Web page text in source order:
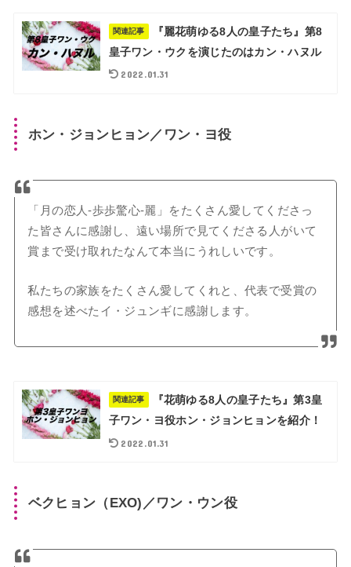
関連記事
『麗花萌ゆる8人の皇子たち』第8
皇子ワン・ウクを演じたのはカン・ハヌル
2022.01.31
ホン・ジョンヒョン／ワン・ヨ役
「月の恋人-歩歩驚心-麗」をたくさん愛してくださっ
た皆さんに感謝し、遠い場所で見てくださる人がいて
賞まで受け取れたなんて本当にうれしいです。
私たちの家族をたくさん愛してくれと、代表で受賞の
感想を述べたイ・ジュンギに感謝します。
関連記事
『花萌ゆる8人の皇子たち』第3皇
子ワン・ヨ役ホン・ジョンヒョンを紹介！
2022.01.31
ベクヒョン（EXO)／ワン・ウン役